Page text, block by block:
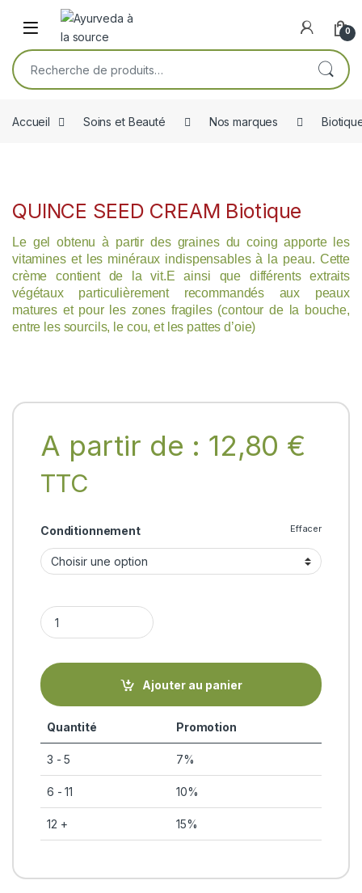
Skip to navigation
Skip to content
Open 0
Recherche pour :
Accueil Soins et Beauté Nos marques
QUINCE SEED CREAM Biotique
Le gel obtenu à partir des graines du coing apporte les
vitamines et les minéraux indispensables à la peau. Cette
crème contient de la vit.E ainsi que différents extraits
végétaux particulièrement recommandés aux peaux
matures et pour les zones fragiles (contour de la bouche,
entre les sourcils, le cou, et les pattes d’oie)
A partir de : 12,80 €
TTC
Conditionnement Effacer
QUINCE SEED CREAM Biotique quantity
Ajouter au panier
Quantité Promotion
3 - 5 7%
6 - 11 10%
12 + 15%